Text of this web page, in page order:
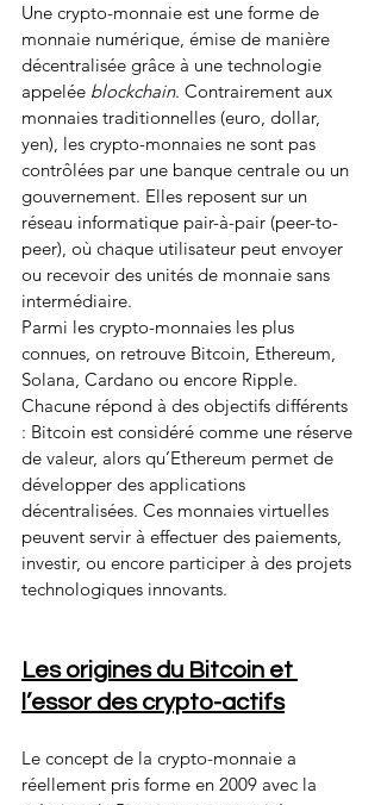
Une crypto-monnaie est une forme de
monnaie numérique, émise de manière
décentralisée grâce à une technologie
appelée blockchain. Contrairement aux
monnaies traditionnelles (euro, dollar,
yen), les crypto-monnaies ne sont pas
contrôlées par une banque centrale ou un
gouvernement. Elles reposent sur un
réseau informatique pair-à-pair (peer-to-
peer), où chaque utilisateur peut envoyer
ou recevoir des unités de monnaie sans
intermédiaire.
Parmi les crypto-monnaies les plus
connues, on retrouve Bitcoin, Ethereum,
Solana, Cardano ou encore Ripple.
Chacune répond à des objectifs différents
: Bitcoin est considéré comme une réserve
de valeur, alors qu’Ethereum permet de
développer des applications
décentralisées. Ces monnaies virtuelles
peuvent servir à effectuer des paiements,
investir, ou encore participer à des projets
technologiques innovants.
Les origines du Bitcoin et
l’essor des crypto-actifs
Le concept de la crypto-monnaie a
réellement pris forme en 2009 avec la